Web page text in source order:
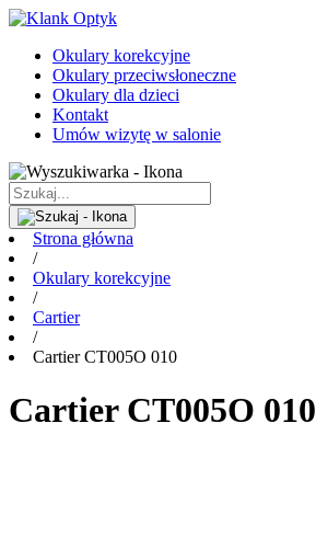
Okulary korekcyjne
Okulary przeciwsłoneczne
Okulary dla dzieci
Kontakt
Umów wizytę w salonie
Strona główna
/
Okulary korekcyjne
/
Cartier
/
Cartier CT005O 010
Cartier CT005O 010